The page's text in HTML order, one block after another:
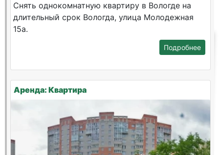
Снять однокомнатную квартиру в Вологде на
длительный срок Вологда, улица Молодежная
15а.
Подробнее
Аренда: Квартира